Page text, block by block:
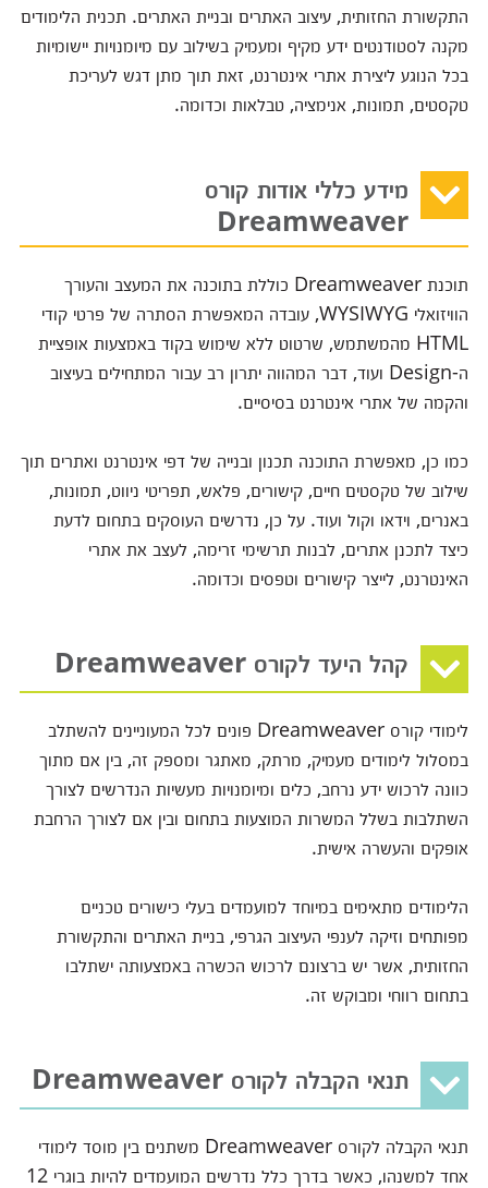
התקשורת החזותית, עיצוב האתרים ובניית האתרים. תכנית הלימודים
מקנה לסטודנטים ידע מקיף ומעמיק בשילוב עם מיומנויות יישומיות
בכל הנוגע ליצירת אתרי אינטרנט, זאת תוך מתן דגש לעריכת
טקסטים, תמונות, אנימציה, טבלאות וכדומה.
מידע כללי אודות קורס
Dreamweaver
תוכנת Dreamweaver כוללת בתוכנה את המעצב והעורך
הוויזואלי WYSIWYG, עובדה המאפשרת הסתרה של פרטי קודי
HTML מהמשתמש, שרטוט ללא שימוש בקוד באמצעות אופציית
ה-Design ועוד, דבר המהווה יתרון רב עבור המתחילים בעיצוב
והקמה של אתרי אינטרנט בסיסיים.
כמו כן, מאפשרת התוכנה תכנון ובנייה של דפי אינטרנט ואתרים תוך
שילוב של טקסטים חיים, קישורים, פלאש, תפריטי ניווט, תמונות,
באנרים, וידאו וקול ועוד. על כן, נדרשים העוסקים בתחום לדעת
כיצד לתכנן אתרים, לבנות תרשימי זרימה, לעצב את אתרי
האינטרנט, לייצר קישורים וטפסים וכדומה.
קהל היעד לקורס Dreamweaver
לימודי קורס Dreamweaver פונים לכל המעוניינים להשתלב
במסלול לימודים מעמיק, מרתק, מאתגר ומספק זה, בין אם מתוך
כוונה לרכוש ידע נרחב, כלים ומיומנויות מעשיות הנדרשים לצורך
השתלבות בשלל המשרות המוצעות בתחום ובין אם לצורך הרחבת
אופקים והעשרה אישית.
הלימודים מתאימים במיוחד למועמדים בעלי כישורים טכניים
מפותחים וזיקה לענפי העיצוב הגרפי, בניית האתרים והתקשורת
החזותית, אשר יש ברצונם לרכוש הכשרה באמצעותה ישתלבו
בתחום רווחי ומבוקש זה.
תנאי הקבלה לקורס Dreamweaver
תנאי הקבלה לקורס Dreamweaver משתנים בין מוסד לימודי
אחד למשנהו, כאשר בדרך כלל נדרשים המועמדים להיות בוגרי 12